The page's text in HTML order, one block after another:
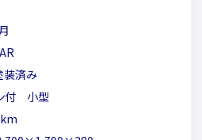
装済み
付 小型